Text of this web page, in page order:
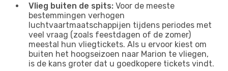
Vlieg buiten de spits: Voor de meeste
bestemmingen verhogen
luchtvaartmaatschappijen tijdens periodes met
veel vraag (zoals feestdagen of de zomer)
meestal hun vliegtickets. Als u ervoor kiest om
buiten het hoogseizoen naar Marion te vliegen,
is de kans groter dat u goedkopere tickets vindt.